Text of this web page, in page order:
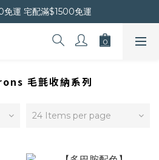
上線｜新會員現折$30
運 宅配滿$1500免運
上線｜新會員現折$30
毛氈收納系列
24 Items per page